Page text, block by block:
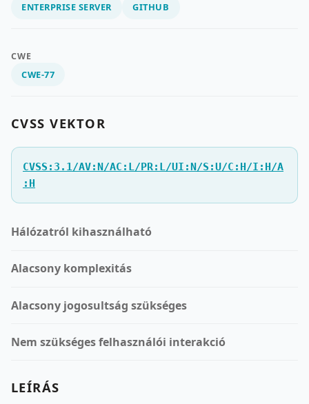
ENTERPRISE SERVER GITHUB
CWE
CWE-77
CVSS VEKTOR
CVSS:3.1/AV:N/AC:L/PR:L/UI:N/S:U/C:H/I:H/A
:H
Hálózatról kihasználható
Alacsony komplexitás
Alacsony jogosultság szükséges
Nem szükséges felhasználói interakció
LEÍRÁS